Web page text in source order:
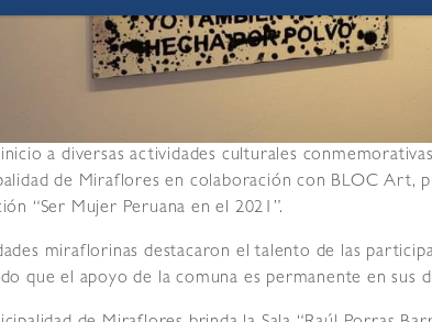
a diversas actividades culturales
de Miraflores en colaboración con BLOC Art,
“Ser Mujer Peruana en el 2021”.
miraflorinas destacaron el talento de las
que el apoyo de la comuna es permanente en sus